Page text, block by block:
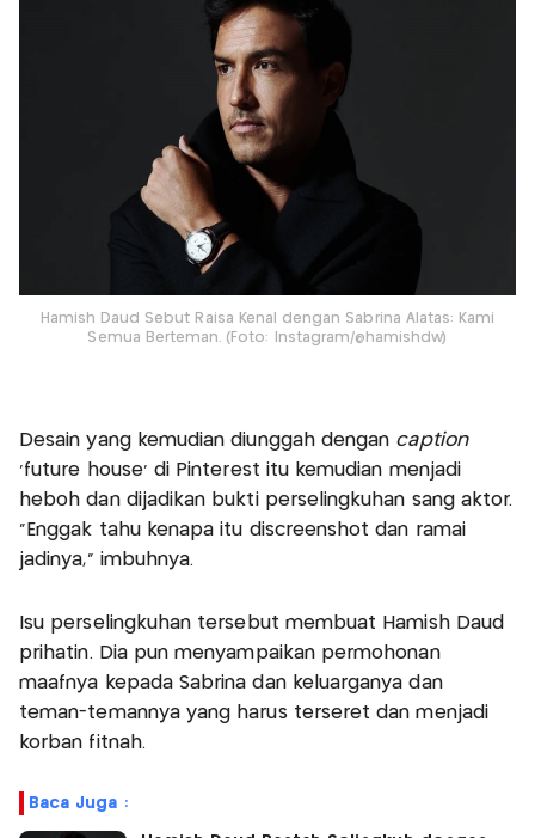
Hamish Daud Sebut Raisa Kenal dengan Sabrina Alatas: Kami
Semua Berteman. (Foto: Instagram/@hamishdw)
Desain yang kemudian diunggah dengan caption
‘future house’ di Pinterest itu kemudian menjadi
heboh dan dijadikan bukti perselingkuhan sang aktor.
“Enggak tahu kenapa itu discreenshot dan ramai
jadinya,” imbuhnya.
Isu perselingkuhan tersebut membuat Hamish Daud
prihatin. Dia pun menyampaikan permohonan
maafnya kepada Sabrina dan keluarganya dan
teman-temannya yang harus terseret dan menjadi
korban fitnah.
Baca Juga :